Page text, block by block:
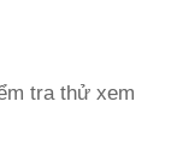
tra thử xem